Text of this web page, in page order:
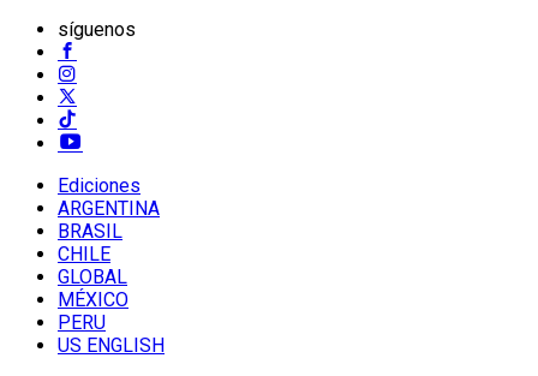
síguenos
Ediciones
ARGENTINA
BRASIL
CHILE
GLOBAL
MÉXICO
PERU
US ENGLISH